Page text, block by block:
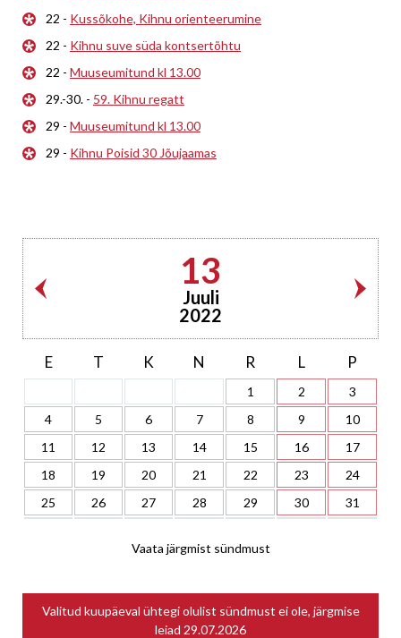
22 - Kussõkohe, Kihnu orienteerumine
22 - Kihnu suve süda kontsertõhtu
22 - Muuseumitund kl 13.00
29.-30. - 59. Kihnu regatt
29 - Muuseumitund kl 13.00
29 - Kihnu Poisid 30 Jõujaamas
13
Juuli
2022
E T K N R L P
1 2
3
4
5 6 7 8 9
10
11
12 13 14 15 16
17
18
19 20 21 22 23
24
25
26 27 28 29 30 31
Vaata järgmist sündmust
Valitud kuupäeval ühtegi olulist sündmust ei ole, järgmise
leiad 29.07.2026